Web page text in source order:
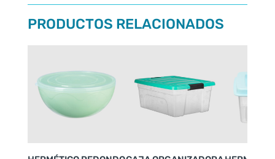
PRODUCTOS RELACIONADOS